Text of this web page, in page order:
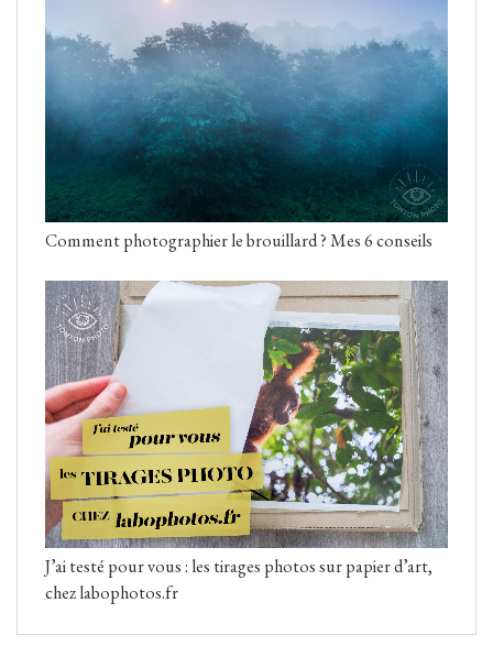
Comment photographier le brouillard ? Mes 6 conseils
J’ai testé pour vous : les tirages photos sur papier d’art,
chez labophotos.fr